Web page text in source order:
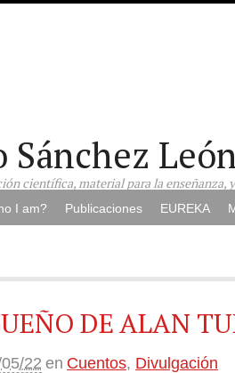
científica, material para la enseñanza,
I am? Publicaciones EUREKA
DE ALAN
22 en Cuentos, Divulgación